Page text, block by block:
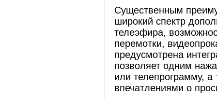
Существенным
широкий спектр
телеэфира,
перемотки,
предусмотрена
позволяет одним
или телепрограмму, а
впечатлениями о